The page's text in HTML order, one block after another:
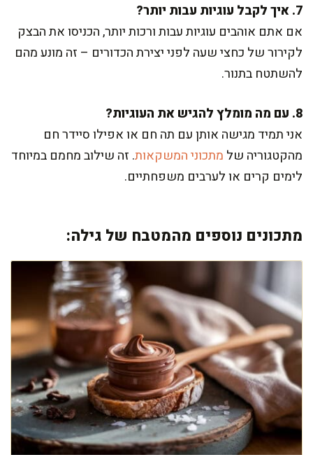
7. איך לקבל עוגיות עבות יותר?
אם אתם אוהבים עוגיות עבות ורכות יותר, הכניסו את הבצק
לקירור של כחצי שעה לפני יצירת הכדורים – זה מונע מהם
להשתטח בתנור.
8. עם מה מומלץ להגיש את העוגיות?
אני תמיד מגישה אותן עם תה חם או אפילו סיידר חם
מהקטגוריה של מתכוני המשקאות. זה שילוב מחמם במיוחד
לימים קרים או לערבים משפחתיים.
מתכונים נוספים מהמטבח של גילה: